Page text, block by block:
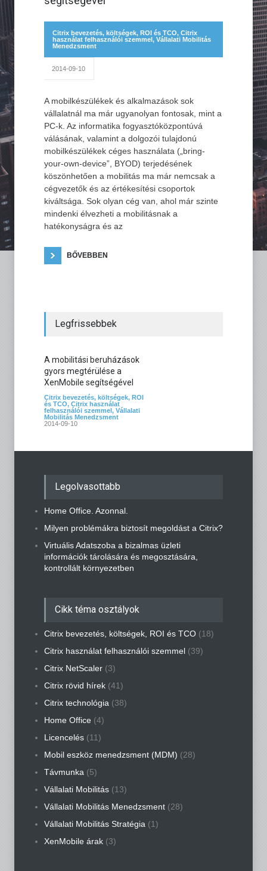
Citrix bevezetés, költségek, ROI és TCO, Citrix
használat felhasználói szemmel, Vállalati Mobilitás
Menedzsment
2014-09-10
A mobilkészülékek és alkalmazások sok
vállalatnál ma már ugyanolyan fontosak, mint a
PC-k. Az informatika fogyasztóközpontúvá
válásának, valamint a dolgozói tulajdonú
mobilkészülékek céges használata („bring-
your-own-device”, BYOD) terjedésének
köszönhetően a mobilitás ma már nemcsak a
cégvezetők és az értékesítési csoportok
kiváltsága. Sok olyan cég van, ahol már szinte
mindenki élvezheti a mobilitásnak a
hatékonyságra és az
BŐVEBBEN
Legfrissebbek
A mobilitási beruházások
gyors megtérülése a
XenMobile segítségével
Citrix bevezetés, költségek, ROI
és TCO, Citrix használat
felhasználói szemmel, Vállalati
Mobilitás Menedzsment
2014-09-10
Legolvasottabb
Home Office. Azonnal.
Milyen problémákra biztosít megoldást a Citrix?
Virtuális Adatszoba a bizalmas üzleti
információk tárolására és megosztására,
kontrollált környezetben
Cikk téma osztályok
Citrix bevezetés, költségek, ROI és TCO (18)
Citrix használat felhasználói szemmel (39)
Citrix NetScaler (3)
Citrix rövid hírek (41)
Citrix technológia (38)
Home Office (4)
Licencelés (11)
Mobil eszköz menedzsment (MDM) (28)
Távmunka (5)
Vállalati Mobilitás (13)
Vállalati Mobilitás Menedzsment (28)
Vállalati Mobilitás Stratégia (1)
XenMobile árak (3)